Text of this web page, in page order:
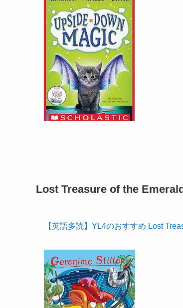
Lost Treasure of the
【英語多読】YL4のおすすめ Lost